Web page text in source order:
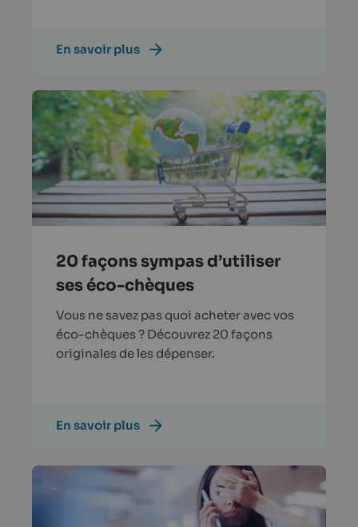
En savoir plus
20 façons sympas d’utiliser
ses éco-chèques
Vous ne savez pas quoi acheter avec vos
éco-chèques ? Découvrez 20 façons
originales de les dépenser.
En savoir plus